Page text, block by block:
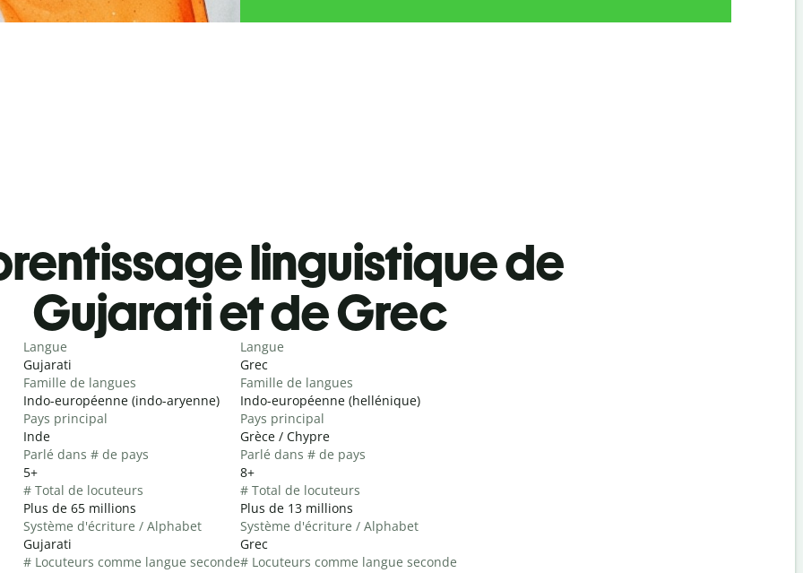
linguistique de
Gujarati et de Grec
Langue
Gujarati
Famille de langues
Indo-européenne (indo-aryenne)
Pays principal
Inde
Parlé dans # de pays
5+
# Total de locuteurs
Plus de 65 millions
Système d'écriture / Alphabet
Gujarati
# Locuteurs comme langue seconde
Langue
Grec
Famille de langues
Indo-européenne (hellénique)
Pays principal
Grèce / Chypre
Parlé dans # de pays
8+
# Total de locuteurs
Plus de 13 millions
Système d'écriture / Alphabet
Grec
# Locuteurs comme langue seconde